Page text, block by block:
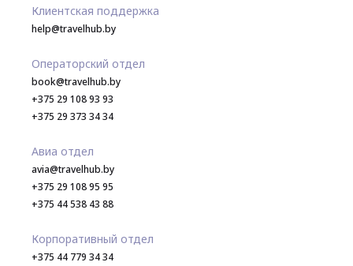
Клиентская поддержка
help@travelhub.by
Операторский отдел
book@travelhub.by
+375 29 108 93 93
+375 29 373 34 34
Авиа отдел
avia@travelhub.by
+375 29 108 95 95
+375 44 538 43 88
Корпоративный отдел
+375 44 779 34 34